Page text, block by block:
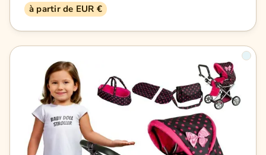
à partir de EUR €